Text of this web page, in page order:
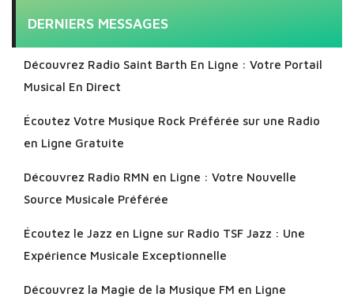
DERNIERS MESSAGES
Découvrez Radio Saint Barth En Ligne : Votre Portail
Musical En Direct
Écoutez Votre Musique Rock Préférée sur une Radio
en Ligne Gratuite
Découvrez Radio RMN en Ligne : Votre Nouvelle
Source Musicale Préférée
Écoutez le Jazz en Ligne sur Radio TSF Jazz : Une
Expérience Musicale Exceptionnelle
Découvrez la Magie de la Musique FM en Ligne